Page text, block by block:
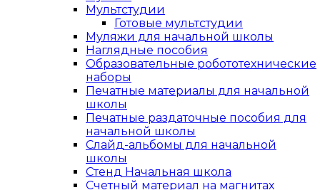
Мультстудии
Готовые мультстудии
Муляжи для начальной школы
Наглядные пособия
Образовательные робототехнические
наборы
Печатные материалы для начальной
школы
Печатные раздаточные пособия для
начальной школы
Слайд-альбомы для начальной
школы
Стенд Начальная школа
Счетный материал на магнитах